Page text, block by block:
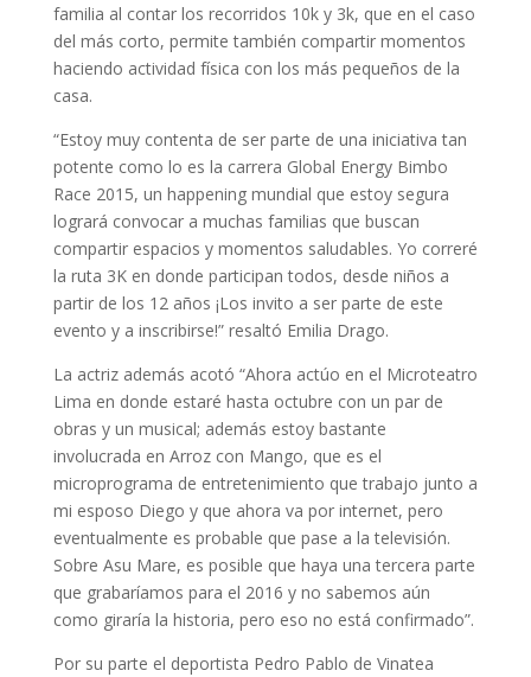
familia al contar los recorridos 10k y 3k, que en el caso
del más corto, permite también compartir momentos
haciendo actividad física con los más pequeños de la
casa.
“Estoy muy contenta de ser parte de una iniciativa tan
potente como lo es la carrera Global Energy Bimbo
Race 2015, un happening mundial que estoy segura
logrará convocar a muchas familias que buscan
compartir espacios y momentos saludables. Yo correré
la ruta 3K en donde participan todos, desde niños a
partir de los 12 años ¡Los invito a ser parte de este
evento y a inscribirse!” resaltó Emilia Drago.
La actriz además acotó “Ahora actúo en el Microteatro
Lima en donde estaré hasta octubre con un par de
obras y un musical; además estoy bastante
involucrada en Arroz con Mango, que es el
microprograma de entretenimiento que trabajo junto a
mi esposo Diego y que ahora va por internet, pero
eventualmente es probable que pase a la televisión.
Sobre Asu Mare, es posible que haya una tercera parte
que grabaríamos para el 2016 y no sabemos aún
como giraría la historia, pero eso no está confirmado”.
Por su parte el deportista Pedro Pablo de Vinatea